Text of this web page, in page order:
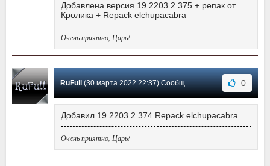
Добавлена версия 19.2203.2.375 + репак от
Кролика + Repack elchupacabra
Очень приятно, Царь!
RuFull (30 марта 2022 22:37) Сообщение #444 0
Добавил 19.2203.2.374 Repack elchupacabra
Очень приятно, Царь!